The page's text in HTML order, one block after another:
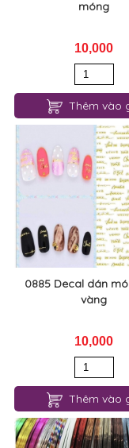
móng
10,000
Thêm vào
0885 Decal dán
vàng
10,000
Thêm vào